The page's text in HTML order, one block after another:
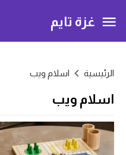
غزة تايم
الرئيسية اسلام ويب
اسلام ويب